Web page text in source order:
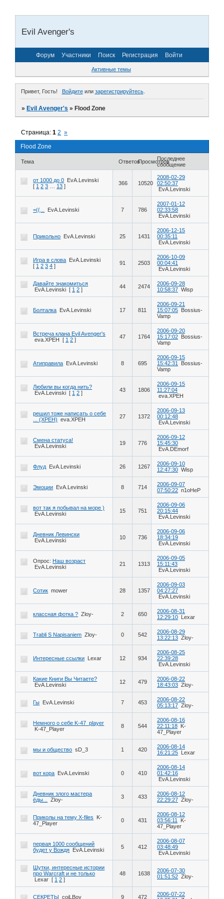
Evil Avenger's
Форум Участники Поиск Регистрация Войти
Активные темы
Привет, Гость! Войдитеили зарегистрируйтесь.
»Evil Avenger's »Flood Zone
Flood Zone
Страница:1 2 »
Тема ОтветовПросмотровПоследнее
сообщение
от 1000 до 0
EvA.Levinski
[ 1 2 3 13 ] 366 10520
2008-02-29
02:50:37
EvA.Levinski
=((... EvA.Levinski 7 786
2007-01-12
02:33:58
EvA.Levinski
Прикольно EvA.Levinski 25 1431
2006-12-15
00:35:11
EvA.Levinski
Игра в слова
EvA.Levinski
[ 1 2 3 4 ] 91 2503
2006-10-09
00:04:41
EvA.Levinski
Давайте знакомиться
EvA.Levinski [ 1 2 ] 44 2474
2006-09-28
10:58:37 Wisp
Болталка EvA.Levinski 17 811
2006-09-21
15:07:05
Bossius-
Vamp
Встреча клана Evil Avenger's
eva.XPEH
[ 1 2 ] 47 1764
2006-09-20
15:17:02
Bossius-
Vamp
Атиправила EvA.Levinski 8 695
2006-09-15
15:42:31
Bossius-
Vamp
Любили вы когда нить?
EvA.Levinski [ 1 2 ] 43 1806
2006-09-15
11:27:04
eva.XPEH
решил тоже написать о себе
... (ХРЕН)
eva.XPEH 27 1372
2006-09-13
00:12:48
EvA.Levinski
Смена статуса!
EvA.Levinski
19 776
2006-09-12
15:45:30
EvA.DEmorf
Флуд EvA.Levinski 26 1267
2006-09-10
12:47:30 Wisp
Эмоции EvA.Levinski 8 714
2006-09-07
07:50:22 n1oHeP
вот так я побывал на море )
EvA.Levinski
15 751
2006-09-06
20:15:44
EvA.Levinski
Дневник Левински
EvA.Levinski
10 736
2006-09-06
18:34:19
EvA.Levinski
Опрос: Наш возраст
EvA.Levinski
21 1313
2006-09-05
15:11:43
EvA.Levinski
Cотик mower 28 1357
2006-09-03
04:27:27
EvA.Levinski
классная фотка ? Zloy- 2 650
2006-08-31
12:29:10
Lexar
Trabli S Napisaniem Zloy- 0 542
2006-08-29
13:22:13 Zloy-
Интересные ссылки Lexar 12 934
2006-08-25
22:39:28
EvA.Levinski
Какие Книги Вы Читаете?
EvA.Levinski
12 479
2006-08-22
18:43:03 Zloy-
Гы EvA.Levinski 7 453
2006-08-22
05:13:17 Zloy-
Немного о себе K-47_player
K-47_Player
8 544
2006-08-16
22:11:18
K-
47_Player
мы и общество sD_3 1 420
2006-08-14
16:21:25
Lexar
вот кора EvA.Levinski 0 410
2006-08-14
01:42:16
EvA.Levinski
Дневник злого мастера
ёды...
Zloy- 3 433
2006-08-12
22:29:27 Zloy-
Приколы на тему X-files
K-
47_Player
0 431
2006-08-12
03:56:11
K-
47_Player
первая 1000 сообщений
будет у Вождя
EvA.Levinski 5 412
2006-08-07
03:48:49
EvA.Levinski
Шутки, интересные истории
про Warcraft и не только
Lexar [ 1 2 ]
48 1638
2006-07-30
01:51:52 Zloy-
СЕКРЕТЫ coiLBoy 9 472
2006-07-22